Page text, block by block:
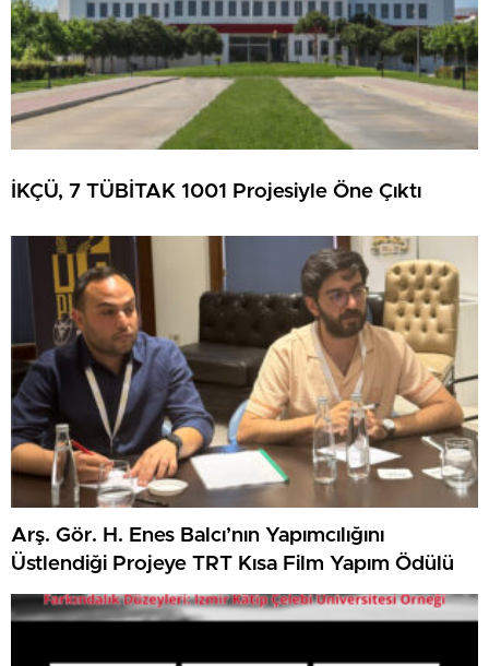
İKÇÜ, 7 TÜBİTAK 1001 Projesiyle Öne Çıktı
Arş. Gör. H. Enes Balcı’nın Yapımcılığını
Üstlendiği Projeye TRT Kısa Film Yapım Ödülü